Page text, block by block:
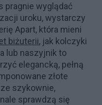
pragnie wyglądać
uroku, wystarczy
Apart, która mieni
biżuterii, jak kolczyki
lub naszyjnik to
elegancką, pełną
złote
szykownie,
sprawdzą się